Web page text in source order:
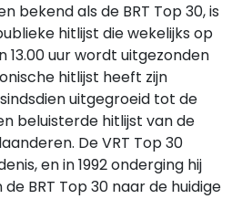
bekend als de BRT Top 30, is
hitlijst die wekelijks op
13.00 uur wordt uitgezonden
hitlijst heeft zijn
uitgegroeid tot de
beluisterde hitlijst van de
De VRT Top 30
en in 1992 onderging hij
BRT Top 30 naar de huidige